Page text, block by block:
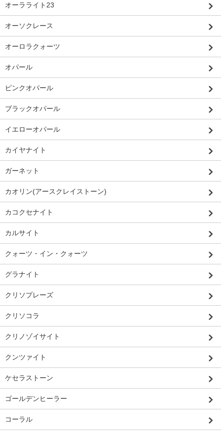
オーラライト23
オーソクレース
オーロラクォーツ
オパール
ピンクオパール
ブラックオパール
イエローオパール
カイヤナイト
ガーネット
カオリン(アースクレイストーン)
カコクセナイト
カルサイト
クォーツ・イン・クォーツ
グラナイト
クリソプレーズ
クリソコラ
クリノゾイサイト
クンツァイト
ケセラストーン
ゴールデンヒーラー
コーラル